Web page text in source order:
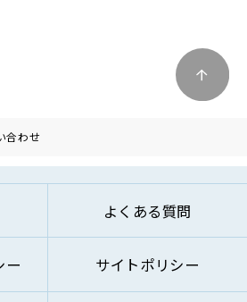
ービスの改善、企画、研究お
へのご対応およびお客様への
載の方法により第三者に対し
関連業およびこれらに付帯・
スの提供のため
合わせ
よくある質問
ー サイトポリシー